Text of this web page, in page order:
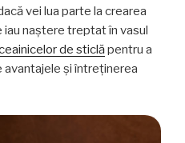
vei lua parte la crearea
naştere treptat în vasul
de sticlăpentru a
şi întreţinerea